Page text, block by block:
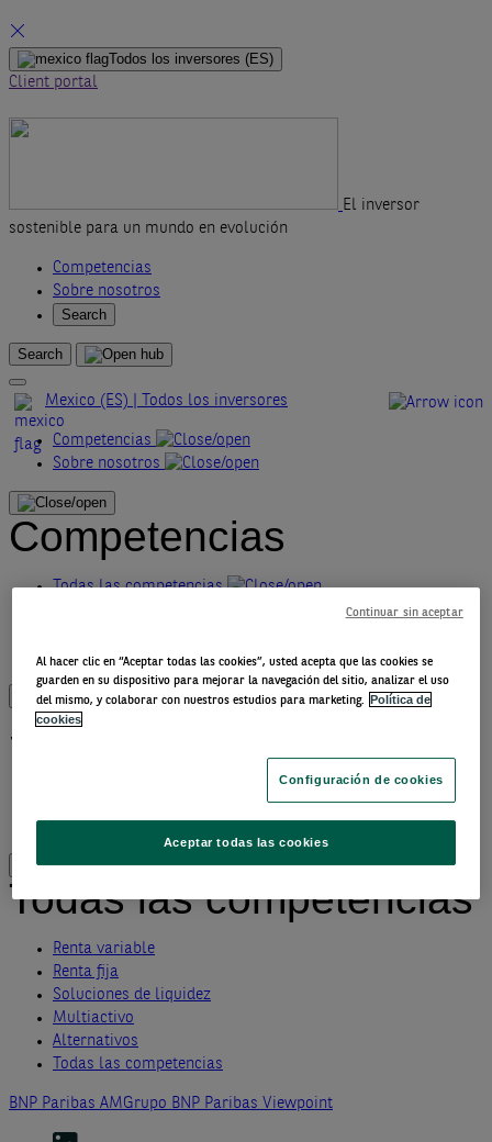
Skip
to
Todos los inversores (ES)
Client portal
El inversor
sostenible para un mundo en evolución
Competencias
Sobre nosotros
Search
Search
Mexico (ES) | Todos los inversores
Competencias
Sobre nosotros
Competencias
Todas las competencias
Inversión temática
Sobre nosotros
Todas las competencias
Renta variable
Renta fija
Soluciones de liquidez
Multiactivo
Alternativos
Todas las competencias
BNP Paribas AMGrupo BNP Paribas Viewpoint
Al hacer clic en “Aceptar todas las cookies”, usted acepta que las cookies se
guarden en su dispositivo para mejorar la navegación del sitio, analizar el uso
del mismo, y colaborar con nuestros estudios para marketing.
Política de
cookies
Configuración de cookies
Aceptar todas las cookies
Continuar sin aceptar